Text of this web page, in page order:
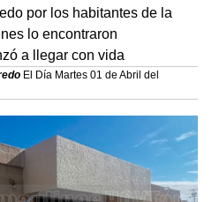
por los habitantes de la
lo encontraron
a llegar con vida
El Día Martes 01 de Abril del